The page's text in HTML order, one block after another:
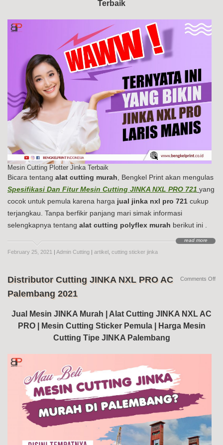
Terbaik
Mesin Cutting Plotter Jinka Terbaik
Bicara tentang alat cutting murah , Bengkel Print akan mengulas
Spesifikasi Dan Fitur Mesin Cutting JINKA NXL PRO 721 yang
cocok untuk pemula karena harga jual jinka nxl pro 721 cukup
terjangkau. Tanpa berfikir panjang mari simak informasi
selengkapnya tentang alat cutting polyflex murah berikut ini .
read more
February 25, 2021 | Admin Cutting | artikel cutting sticker jinka
Distributor Cutting JINKA NXL PRO AC
Palembang 2021
Jual Mesin JINKA Murah | Alat Cutting JINKA NXL AC
PRO | Mesin Cutting Sticker Pemula | Harga Mesin
Cutting Tipe JINKA Palembang
Comments Offon